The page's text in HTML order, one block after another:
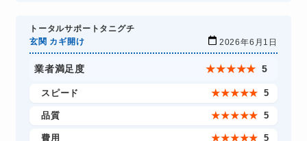
トータルサポートタニグチ
玄関 カギ開け
2026年6月1日
業者満足度 ★★★★★ 5
スピード ★★★★★ 5
品質 ★★★★★ 5
費用 ★★★★★ 5